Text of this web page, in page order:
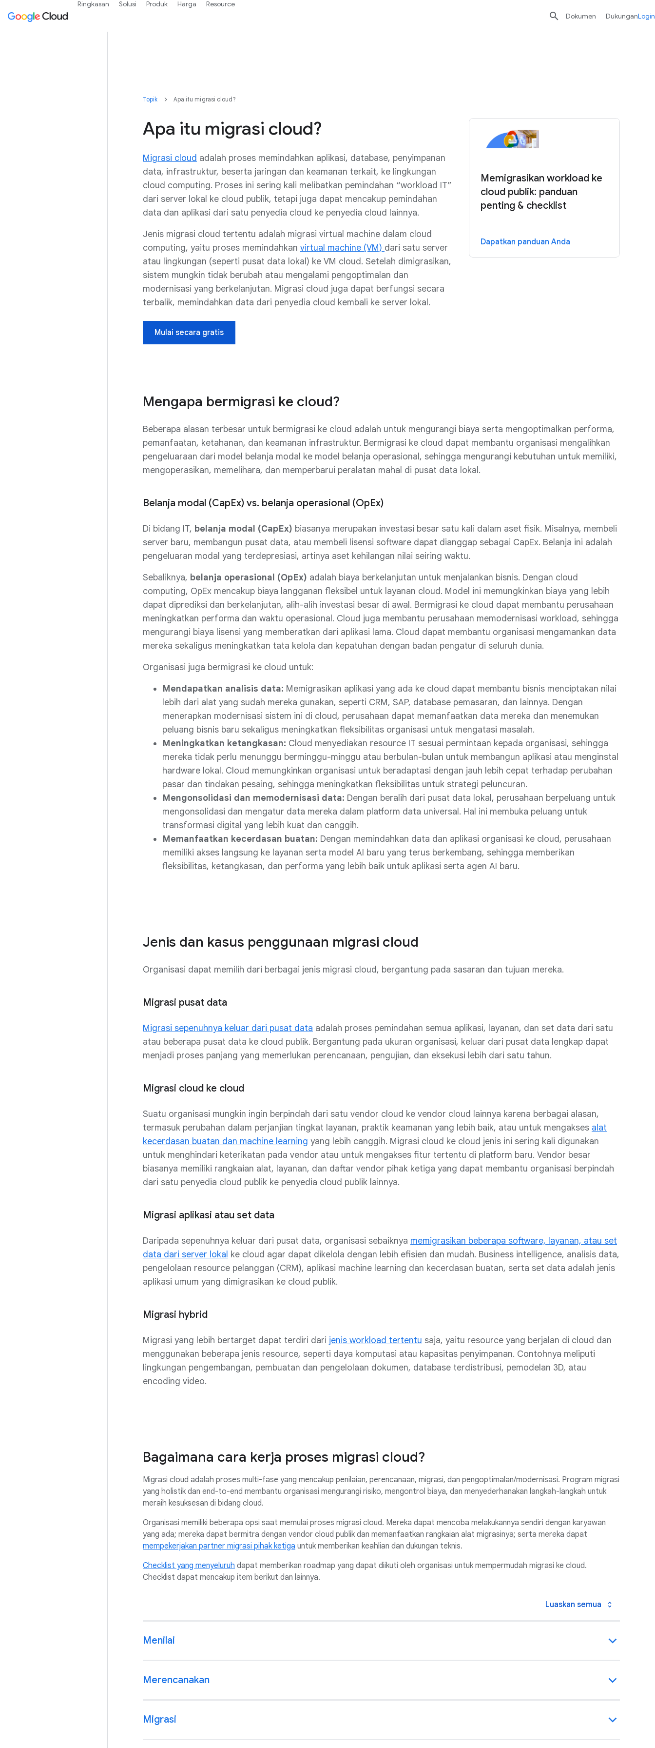
Topik Apa itu migrasi cloud?
Apa itu migrasi cloud?
Migrasi cloud adalah proses memindahkan aplikasi, database, penyimpanan
data, infrastruktur, beserta jaringan dan keamanan terkait, ke lingkungan
cloud computing. Proses ini sering kali melibatkan pemindahan “workload IT”
dari server lokal ke cloud publik, tetapi juga dapat mencakup pemindahan
data dan aplikasi dari satu penyedia cloud ke penyedia cloud lainnya.
Jenis migrasi cloud tertentu adalah migrasi virtual machine dalam cloud
computing, yaitu proses memindahkan virtual machine (VM) dari satu server
atau lingkungan (seperti pusat data lokal) ke VM cloud. Setelah dimigrasikan,
sistem mungkin tidak berubah atau mengalami pengoptimalan dan
modernisasi yang berkelanjutan. Migrasi cloud juga dapat berfungsi secara
terbalik, memindahkan data dari penyedia cloud kembali ke server lokal.
Mulai secara gratis
Memigrasikan workload ke
cloud publik: panduan
penting & checklist
Dapatkan panduan Anda
Mengapa bermigrasi ke cloud?
Beberapa alasan terbesar untuk bermigrasi ke cloud adalah untuk mengurangi biaya serta mengoptimalkan performa,
pemanfaatan, ketahanan, dan keamanan infrastruktur. Bermigrasi ke cloud dapat membantu organisasi mengalihkan
pengeluaraan dari model belanja modal ke model belanja operasional, sehingga mengurangi kebutuhan untuk memiliki,
mengoperasikan, memelihara, dan memperbarui peralatan mahal di pusat data lokal.
Belanja modal (CapEx) vs. belanja operasional (OpEx)
Di bidang IT, belanja modal (CapEx) biasanya merupakan investasi besar satu kali dalam aset fisik. Misalnya, membeli
server baru, membangun pusat data, atau membeli lisensi software dapat dianggap sebagai CapEx. Belanja ini adalah
pengeluaran modal yang terdepresiasi, artinya aset kehilangan nilai seiring waktu.
Sebaliknya, belanja operasional (OpEx) adalah biaya berkelanjutan untuk menjalankan bisnis. Dengan cloud
computing, OpEx mencakup biaya langganan fleksibel untuk layanan cloud. Model ini memungkinkan biaya yang lebih
dapat diprediksi dan berkelanjutan, alih-alih investasi besar di awal. Bermigrasi ke cloud dapat membantu perusahaan
meningkatkan performa dan waktu operasional. Cloud juga membantu perusahaan memodernisasi workload, sehingga
mengurangi biaya lisensi yang memberatkan dari aplikasi lama. Cloud dapat membantu organisasi mengamankan data
mereka sekaligus meningkatkan tata kelola dan kepatuhan dengan badan pengatur di seluruh dunia.
Organisasi juga bermigrasi ke cloud untuk:
Mendapatkan analisis data: Memigrasikan aplikasi yang ada ke cloud dapat membantu bisnis menciptakan nilai
lebih dari alat yang sudah mereka gunakan, seperti CRM, SAP, database pemasaran, dan lainnya. Dengan
menerapkan modernisasi sistem ini di cloud, perusahaan dapat memanfaatkan data mereka dan menemukan
peluang bisnis baru sekaligus meningkatkan fleksibilitas organisasi untuk mengatasi masalah.
Meningkatkan ketangkasan: Cloud menyediakan resource IT sesuai permintaan kepada organisasi, sehingga
mereka tidak perlu menunggu berminggu-minggu atau berbulan-bulan untuk membangun aplikasi atau menginstal
hardware lokal. Cloud memungkinkan organisasi untuk beradaptasi dengan jauh lebih cepat terhadap perubahan
pasar dan tindakan pesaing, sehingga meningkatkan fleksibilitas untuk strategi peluncuran.
Mengonsolidasi dan memodernisasi data: Dengan beralih dari pusat data lokal, perusahaan berpeluang untuk
mengonsolidasi dan mengatur data mereka dalam platform data universal. Hal ini membuka peluang untuk
transformasi digital yang lebih kuat dan canggih.
Memanfaatkan kecerdasan buatan: Dengan memindahkan data dan aplikasi organisasi ke cloud, perusahaan
memiliki akses langsung ke layanan serta model AI baru yang terus berkembang, sehingga memberikan
fleksibilitas, ketangkasan, dan performa yang lebih baik untuk aplikasi serta agen AI baru.
Jenis dan kasus penggunaan migrasi cloud
Organisasi dapat memilih dari berbagai jenis migrasi cloud, bergantung pada sasaran dan tujuan mereka.
Migrasi pusat data
Migrasi sepenuhnya keluar dari pusat data adalah proses pemindahan semua aplikasi, layanan, dan set data dari satu
atau beberapa pusat data ke cloud publik. Bergantung pada ukuran organisasi, keluar dari pusat data lengkap dapat
menjadi proses panjang yang memerlukan perencanaan, pengujian, dan eksekusi lebih dari satu tahun.
Migrasi cloud ke cloud
Suatu organisasi mungkin ingin berpindah dari satu vendor cloud ke vendor cloud lainnya karena berbagai alasan,
termasuk perubahan dalam perjanjian tingkat layanan, praktik keamanan yang lebih baik, atau untuk mengakses alat
kecerdasan buatan dan machine learning yang lebih canggih. Migrasi cloud ke cloud jenis ini sering kali digunakan
untuk menghindari keterikatan pada vendor atau untuk mengakses fitur tertentu di platform baru. Vendor besar
biasanya memiliki rangkaian alat, layanan, dan daftar vendor pihak ketiga yang dapat membantu organisasi berpindah
dari satu penyedia cloud publik ke penyedia cloud publik lainnya.
Migrasi aplikasi atau set data
Daripada sepenuhnya keluar dari pusat data, organisasi sebaiknya memigrasikan beberapa software, layanan, atau set
data dari server lokal ke cloud agar dapat dikelola dengan lebih efisien dan mudah. Business intelligence, analisis data,
pengelolaan resource pelanggan (CRM), aplikasi machine learning dan kecerdasan buatan, serta set data adalah jenis
aplikasi umum yang dimigrasikan ke cloud publik.
Migrasi hybrid
Migrasi yang lebih bertarget dapat terdiri dari jenis workload tertentu saja, yaitu resource yang berjalan di cloud dan
menggunakan beberapa jenis resource, seperti daya komputasi atau kapasitas penyimpanan. Contohnya meliputi
lingkungan pengembangan, pembuatan dan pengelolaan dokumen, database terdistribusi, pemodelan 3D, atau
encoding video.
Bagaimana cara kerja proses migrasi cloud?
Migrasi cloud adalah proses multi-fase yang mencakup penilaian, perencanaan, migrasi, dan pengoptimalan/modernisasi. Program migrasi
yang holistik dan end-to-end membantu organisasi mengurangi risiko, mengontrol biaya, dan menyederhanakan langkah-langkah untuk
meraih kesuksesan di bidang cloud.
Organisasi memiliki beberapa opsi saat memulai proses migrasi cloud. Mereka dapat mencoba melakukannya sendiri dengan karyawan
yang ada; mereka dapat bermitra dengan vendor cloud publik dan memanfaatkan rangkaian alat migrasinya; serta mereka dapat
mempekerjakan partner migrasi pihak ketiga untuk memberikan keahlian dan dukungan teknis.
Checklist yang menyeluruh dapat memberikan roadmap yang dapat diikuti oleh organisasi untuk mempermudah migrasi ke cloud.
Checklist dapat mencakup item berikut dan lainnya.
Luaskan semua
Menilai
Merencanakan
Migrasi
Ringkasan Solusi Produk Harga Resource
 Dokumen DukunganLogin